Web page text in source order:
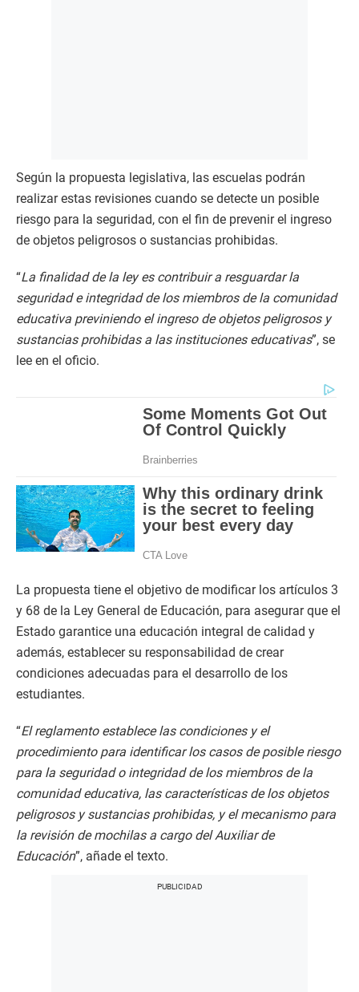
Según la propuesta legislativa, las escuelas podrán
realizar estas revisiones cuando se detecte un posible
riesgo para la seguridad, con el fin de prevenir el ingreso
de objetos peligrosos o sustancias prohibidas.
“La finalidad de la ley es contribuir a resguardar la
seguridad e integridad de los miembros de la comunidad
educativa previniendo el ingreso de objetos peligrosos y
sustancias prohibidas a las instituciones educativas”, se
lee en el oficio.
La propuesta tiene el objetivo de modificar los artículos 3
y 68 de la Ley General de Educación, para asegurar que el
Estado garantice una educación integral de calidad y
además, establecer su responsabilidad de crear
condiciones adecuadas para el desarrollo de los
estudiantes.
“El reglamento establece las condiciones y el
procedimiento para identificar los casos de posible riesgo
para la seguridad o integridad de los miembros de la
comunidad educativa, las características de los objetos
peligrosos y sustancias prohibidas, y el mecanismo para
la revisión de mochilas a cargo del Auxiliar de
Educación”, añade el texto.